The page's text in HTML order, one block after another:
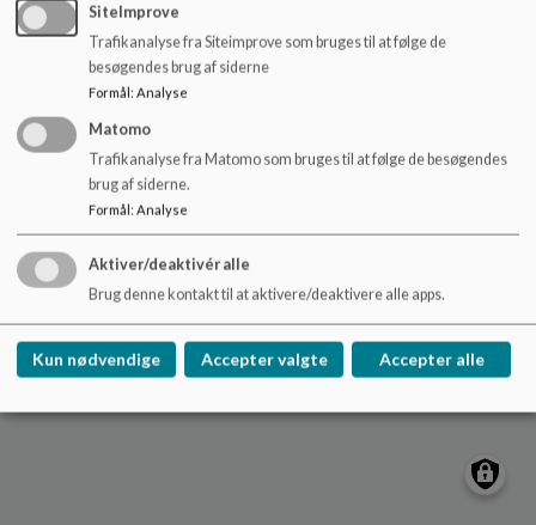
provstegaardskolen.buf@odense.dk
Tlf. 63751900
EAN NR. 5798006606740
Sitemap
Cookie politik
SiteImprove
Trafikanalyse fra Siteimprove som bruges til at følge de
besøgendes brug af siderne
Formål: Analyse
Matomo
Trafikanalyse fra Matomo som bruges til at følge de besøgendes
brug af siderne.
Formål: Analyse
Aktiver/deaktivér alle
Brug denne kontakt til at aktivere/deaktivere alle apps.
Kun nødvendige Accepter valgte Accepter alle